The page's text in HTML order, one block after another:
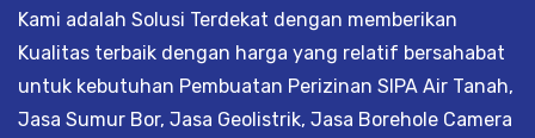
Kami adalah Solusi Terdekat dengan memberikan
Kualitas terbaik dengan harga yang relatif bersahabat
untuk kebutuhan Pembuatan Perizinan SIPA Air Tanah,
Jasa Sumur Bor, Jasa Geolistrik, Jasa Borehole Camera